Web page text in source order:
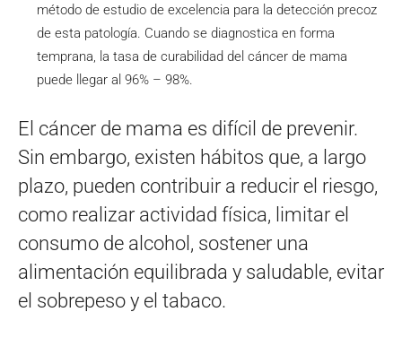
método de estudio de excelencia para la detección precoz
de esta patología. Cuando se diagnostica en forma
temprana, la tasa de curabilidad del cáncer de mama
puede llegar al 96% – 98%.
El cáncer de mama es difícil de prevenir.
Sin embargo, existen hábitos que, a largo
plazo, pueden contribuir a reducir el riesgo,
como realizar actividad física, limitar el
consumo de alcohol, sostener una
alimentación equilibrada y saludable, evitar
el sobrepeso y el tabaco.